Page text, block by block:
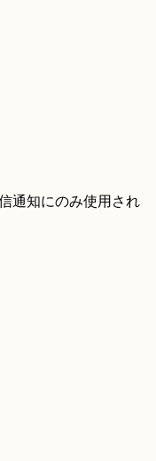
通知にのみ使用され